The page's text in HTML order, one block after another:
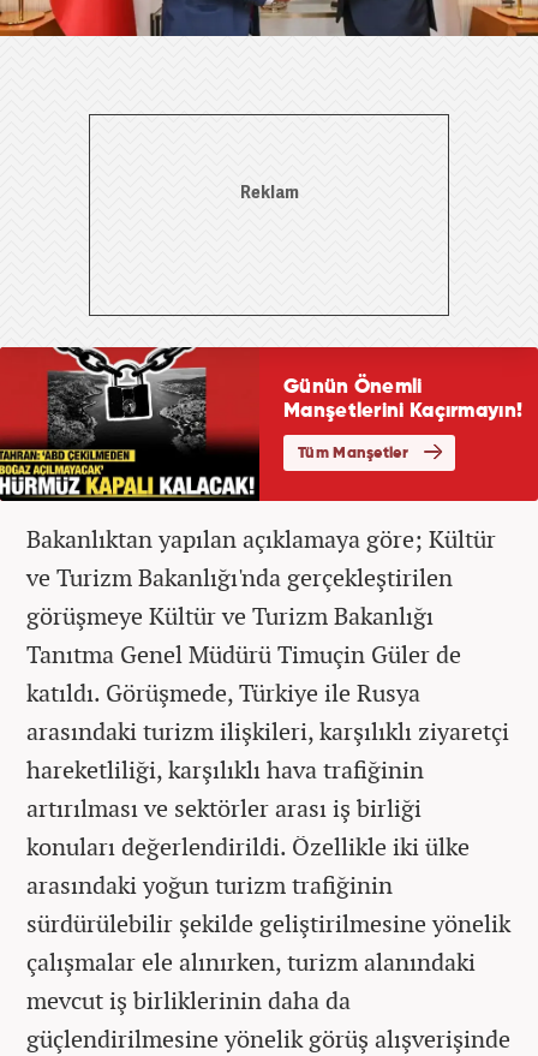
Bakanlıktan yapılan açıklamaya göre; Kültür
ve Turizm Bakanlığı'nda gerçekleştirilen
görüşmeye Kültür ve Turizm Bakanlığı
Tanıtma Genel Müdürü Timuçin Güler de
katıldı. Görüşmede, Türkiye ile Rusya
arasındaki turizm ilişkileri, karşılıklı ziyaretçi
hareketliliği, karşılıklı hava trafiğinin
artırılması ve sektörler arası iş birliği
konuları değerlendirildi. Özellikle iki ülke
arasındaki yoğun turizm trafiğinin
sürdürülebilir şekilde geliştirilmesine yönelik
çalışmalar ele alınırken, turizm alanındaki
mevcut iş birliklerinin daha da
güçlendirilmesine yönelik görüş alışverişinde